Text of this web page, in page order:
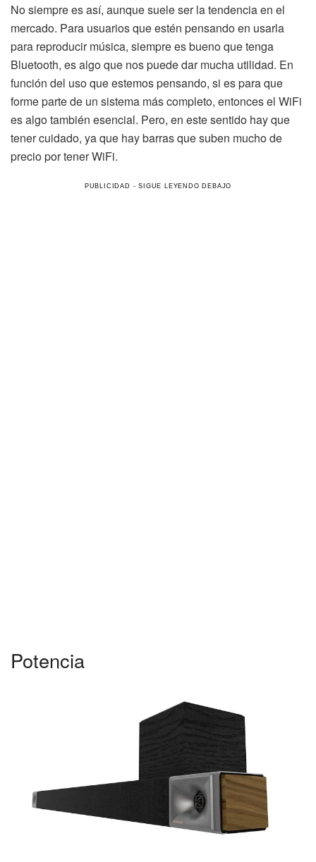
No siempre es así, aunque suele ser la tendencia en el
mercado. Para usuarios que estén pensando en usarla
para reproducir música, siempre es bueno que tenga
Bluetooth, es algo que nos puede dar mucha utilidad. En
función del uso que estemos pensando, si es para que
forme parte de un sistema más completo, entonces el WiFi
es algo también esencial. Pero, en este sentido hay que
tener cuidado, ya que hay barras que suben mucho de
precio por tener WiFi.
Potencia